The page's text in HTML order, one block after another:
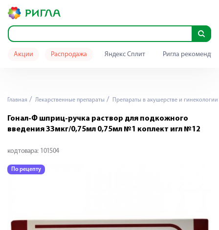
Акции Распродажа Яндекс Сплит Ригла
Главная Лекарственные препараты Препараты в акушерстве и гинекологии
Гонал-Ф шприц-ручка раствор для подкожного
введения 33мкг/0,75мл 0,75мл №1 коплект игл №12
код товара: 101504
По рецепту